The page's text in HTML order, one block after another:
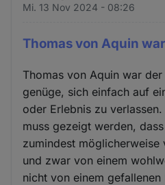
Mi. 13 Nov 2024 - 08:26
Thomas von Aquin
Thomas von Aquin war
genüge, sich einfach auf
oder Erlebnis zu
muss gezeigt werden,
zumindest möglicherweise
und zwar von einem
nicht von einem gefallenen